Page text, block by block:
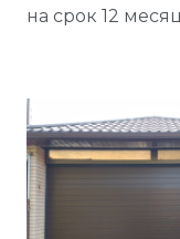
на срок 12